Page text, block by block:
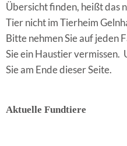
Übersicht finden, heißt das
Tier nicht im Tierheim
Bitte nehmen Sie auf jeden
Sie ein Haustier
Sie am Ende dieser Seite.
Aktuelle Fundtiere